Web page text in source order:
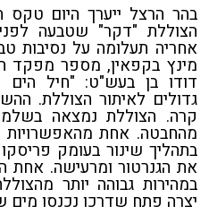
אחריה תעלומה על נסיבות
מינץ בקפאין, מספר מפקד
דודו בן בעש"ט: "חיל
גדולים לאיתור הצוללת.
קרה. הצוללת נמצאה
מהחבטה. אחת מהאפשרויות
בתהליך שינור בעומק
את הגנרטור ומרעישה. אחת
במהירות גבוהה יותר
יצרה פתח שדרכו נכנסו מים